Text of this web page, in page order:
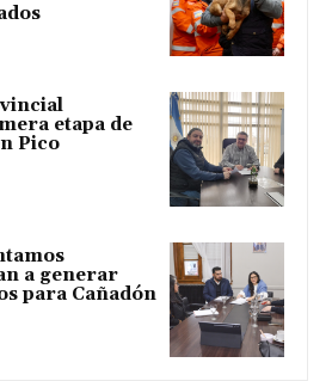
etapa de
Pico
a generar
para Cañadón